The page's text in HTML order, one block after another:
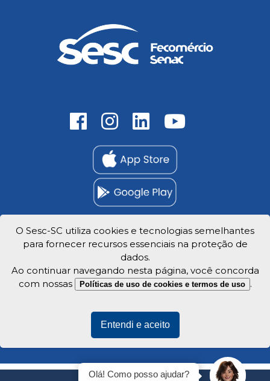
Trabalhe Conosco
Privacidade e dados
Veja o mapa do site
O Sesc-SC utiliza cookies e tecnologias semelhantes
para fornecer recursos essenciais na proteção de
dados.
Ao continuar navegando nesta página, você concorda
com nossas
Políticas de uso de cookies e termos de uso .
Entendi e aceito
Olá! Como posso ajudar?